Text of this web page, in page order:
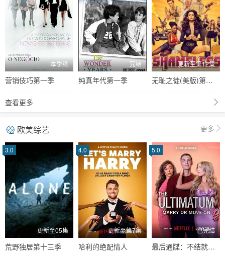
本季终
营销伎巧第一季
完结
纯真年代第一季
更新至第12集
无耻之徒(美版)第一季
查看更多
欧美综艺 更多
3.0
更新至05集
荒野独居第十三季
4.0
更新至第7集
哈利的绝配情人
5.0
已完结
最后通牒：不结就分第四季